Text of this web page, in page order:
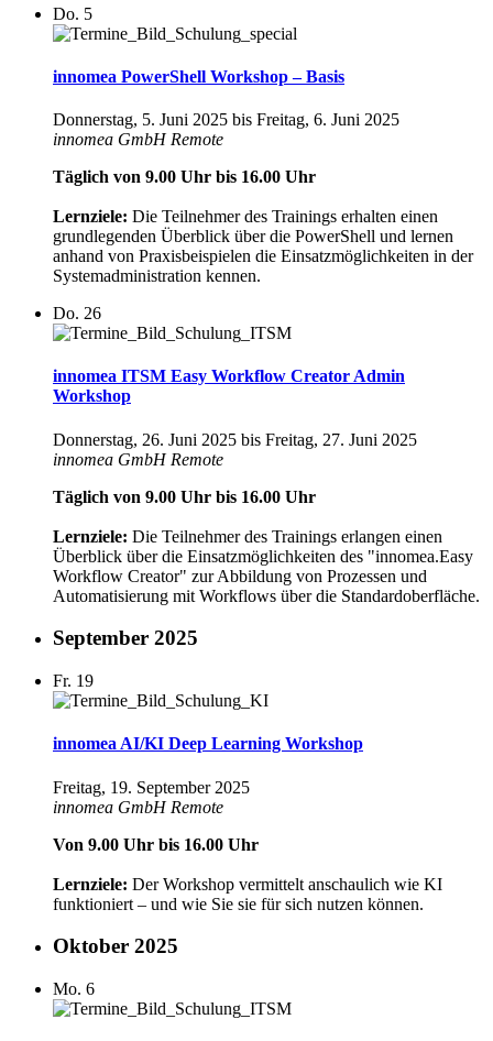
Do. 5
innomea PowerShell Workshop – Basis
Donnerstag, 5. Juni 2025 bis Freitag, 6. Juni 2025
innomea GmbH Remote
Täglich von 9.00 Uhr bis 16.00 Uhr
Lernziele: Die Teilnehmer des Trainings erhalten einen
grundlegenden Überblick über die PowerShell und lernen
anhand von Praxisbeispielen die Einsatzmöglichkeiten in der
Systemadministration kennen.
Do. 26
innomea ITSM Easy Workflow Creator Admin
Workshop
Donnerstag, 26. Juni 2025 bis Freitag, 27. Juni 2025
innomea GmbH Remote
Täglich von 9.00 Uhr bis 16.00 Uhr
Lernziele: Die Teilnehmer des Trainings erlangen einen
Überblick über die Einsatzmöglichkeiten des "innomea.Easy
Workflow Creator" zur Abbildung von Prozessen und
Automatisierung mit Workflows über die Standardoberfläche.
September 2025
Fr. 19
innomea AI/KI Deep Learning Workshop
Freitag, 19. September 2025
innomea GmbH Remote
Von 9.00 Uhr bis 16.00 Uhr
Lernziele: Der Workshop vermittelt anschaulich wie KI
funktioniert – und wie Sie sie für sich nutzen können.
Oktober 2025
Mo. 6